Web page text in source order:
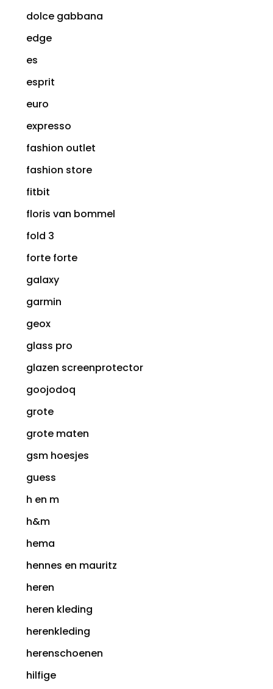
dolce gabbana
edge
es
esprit
euro
expresso
fashion outlet
fashion store
fitbit
floris van bommel
fold 3
forte forte
galaxy
garmin
geox
glass pro
glazen screenprotector
goojodoq
grote
grote maten
gsm hoesjes
guess
h en m
h&m
hema
hennes en mauritz
heren
heren kleding
herenkleding
herenschoenen
hilfige